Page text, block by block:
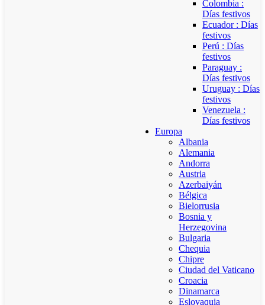
Colombia :
Días festivos
Ecuador : Días
festivos
Perú : Días
festivos
Paraguay :
Días festivos
Uruguay : Días
festivos
Venezuela :
Días festivos
Europa
Albania
Alemania
Andorra
Austria
Azerbaiyán
Bélgica
Bielorrusia
Bosnia y
Herzegovina
Bulgaria
Chequia
Chipre
Ciudad del Vaticano
Croacia
Dinamarca
Eslovaquia